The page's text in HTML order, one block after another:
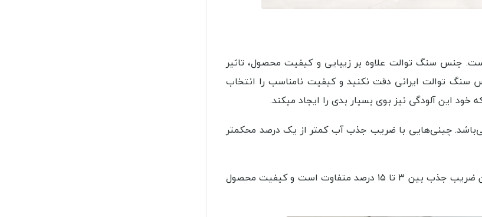
جنس سنگ توالت علاوه بر زیبایی و کیفیت محصول، تاثیر
توالت ایرانی دقت نکنید و کیفیت نامناسب را انتخاب
این آلودگی نیز بوی بسیار بدی را ایجاد میکند.
چینی‌هایی با ضریب جذب آب کمتر از یک درصد محکمتر
کاسه توالت‌های درجه دوم، دارای ضریب جذب آب بیشتری‌ هستند و این ضریب جذب بین ۳ تا ۱۵ درصد متفاوت است و کیفیت محصول